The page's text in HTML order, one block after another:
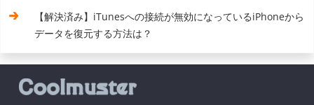
【解決済み】iTunesへの接続が無効になっているiPhoneから
データを復元する方法は？